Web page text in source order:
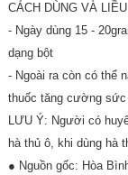
CÁCH DÙNG VÀ
- Ngày dùng 15 -
dạng bột
- Ngoài ra còn có thể
thuốc tăng cường
LƯU Ý: Người có
hà thủ ô, khi dùng hà
● Nguồn gốc: Hòa